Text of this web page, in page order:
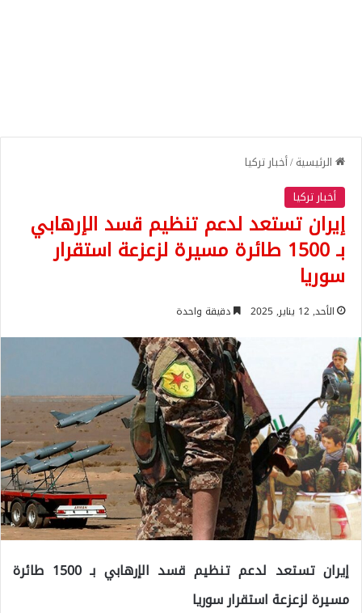
الرئيسية/أخبار تركيا
أخبار تركيا
إيران تستعد لدعم تنظيم قسد الإرهابي
بـ 1500 طائرة مسيرة لزعزعة استقرار
سوريا
الأحد, 12 يناير, 2025 دقيقة واحدة
إيران تستعد لدعم تنظيم قسد الإرهابي بـ 1500 طائرة
مسيرة لزعزعة استقرار سوريا